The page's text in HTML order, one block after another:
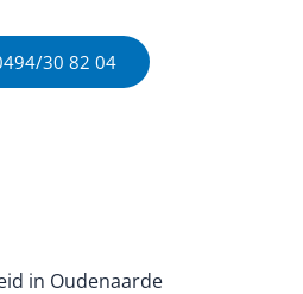
30 82 04
in Oudenaarde